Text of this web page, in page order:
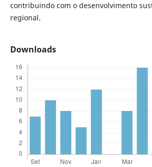
contribuindo com o desenvolvimento
regional.
Downloads